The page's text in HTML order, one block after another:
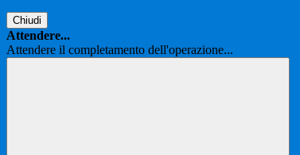
Chiudi
Attendere...
Attendere il completamento dell'operazione...